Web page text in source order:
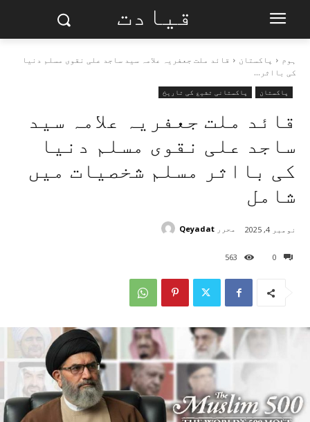
قیادت
ہوم پاکستان
قائد ملت جعفریہ علامہ سید ساجد علی نقوی مسلم دنیا
کی بااثر...
پاکستان پاکستانی تشیع کی تاریخ
قائد ملت جعفریہ علامہ سید
ساجد علی نقوی مسلم دنیا
کی بااثر مسلم شخصیات میں
شامل
0
563
نومبر 4, 2025 محرر Qeyadat